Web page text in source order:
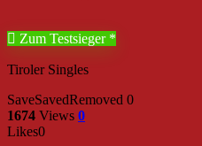
Zum Testsieger
Tiroler Singles
SaveSavedRemoved 0
1674 Views 0
Likes0